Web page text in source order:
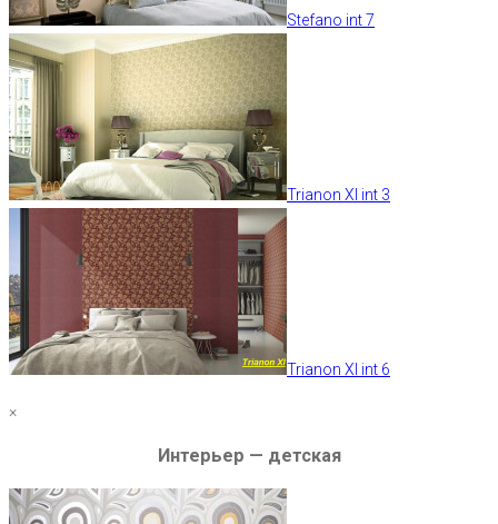
Stefano int 7
Trianon XI int 3
Trianon XI int 6
×
Интерьер — детская